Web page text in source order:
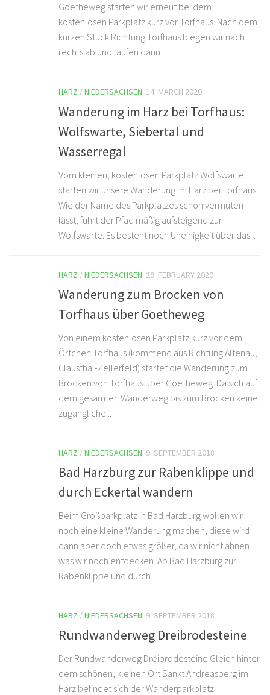
Goetheweg starten wir erneut bei dem
kostenlosen Parkplatz kurz vor Torfhaus. Nach dem
kurzen Stück Richtung Torfhaus biegen wir nach
rechts ab und laufen dann...
HARZ /NIEDERSACHSEN 14. MARCH 2020
Wanderung im Harz bei Torfhaus:
Wolfswarte, Siebertal und
Wasserregal
Vom kleinen, kostenlosen Parkplatz Wolfswarte
starten wir unsere Wanderung im Harz bei Torfhaus.
Wie der Name des Parkplatzes schon vermuten
lässt, führt der Pfad mäßig aufsteigend zur
Wolfswarte. Es besteht noch Uneinigkeit über das...
HARZ /NIEDERSACHSEN 29. FEBRUARY 2020
Wanderung zum Brocken von
Torfhaus über Goetheweg
Von einem kostenlosen Parkplatz kurz vor dem
Örtchen Torfhaus (kommend aus Richtung Altenau,
Clausthal-Zellerfeld) startet die Wanderung zum
Brocken von Torfhaus über Goetheweg. Da sich auf
dem gesamten Wanderweg bis zum Brocken keine
zugängliche...
HARZ /NIEDERSACHSEN 9. SEPTEMBER 2018
Bad Harzburg zur Rabenklippe und
durch Eckertal wandern
Beim Großparkplatz in Bad Harzburg wollen wir
noch eine kleine Wanderung machen, diese wird
dann aber doch etwas größer, da wir nicht ahnen
was wir noch entdecken. Ab Bad Harzburg zur
Rabenklippe und durch...
HARZ /NIEDERSACHSEN 9. SEPTEMBER 2018
Rundwanderweg Dreibrodesteine
Der Rundwanderweg Dreibrodesteine Gleich hinter
dem schönen, kleinen Ort Sankt Andreasberg im
Harz befindet sich der Wanderparkplatz